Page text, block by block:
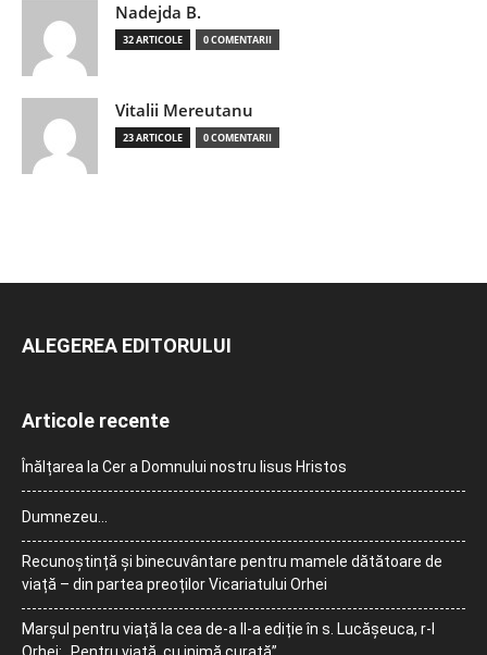
Nadejda B.
32 ARTICOLE 0 COMENTARII
Vitalii Mereutanu
23 ARTICOLE 0 COMENTARII
ALEGEREA EDITORULUI
Articole recente
Înălțarea la Cer a Domnului nostru Iisus Hristos
Dumnezeu…
Recunoștință și binecuvântare pentru mamele dătătoare de
viață – din partea preoților Vicariatului Orhei
Marșul pentru viață la cea de-a II-a ediție în s. Lucășeuca, r-l